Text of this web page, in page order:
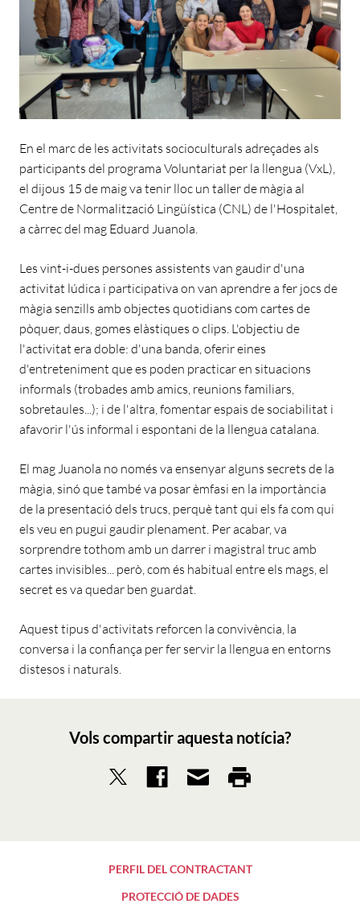
En el marc de les activitats socioculturals adreçades als
participants del programa Voluntariat per la llengua (VxL),
el dijous 15 de maig va tenir lloc un taller de màgia al
Centre de Normalització Lingüística (CNL) de l'Hospitalet,
a càrrec del mag Eduard Juanola.
Les vint-i-dues persones assistents van gaudir d'una
activitat lúdica i participativa on van aprendre a fer jocs de
màgia senzills amb objectes quotidians com cartes de
pòquer, daus, gomes elàstiques o clips. L'objectiu de
l'activitat era doble: d'una banda, oferir eines
d'entreteniment que es poden practicar en situacions
informals (trobades amb amics, reunions familiars,
sobretaules...); i de l'altra, fomentar espais de sociabilitat i
afavorir l'ús informal i espontani de la llengua catalana.
El mag Juanola no només va ensenyar alguns secrets de la
màgia, sinó que també va posar èmfasi en la importància
de la presentació dels trucs, perquè tant qui els fa com qui
els veu en pugui gaudir plenament. Per acabar, va
sorprendre tothom amb un darrer i magistral truc amb
cartes invisibles... però, com és habitual entre els mags, el
secret es va quedar ben guardat.
Aquest tipus d'activitats reforcen la convivència, la
conversa i la confiança per fer servir la llengua en entorns
distesos i naturals.
Vols compartir aquesta notícia?
PERFIL DEL CONTRACTANT
PROTECCIÓ DE DADES